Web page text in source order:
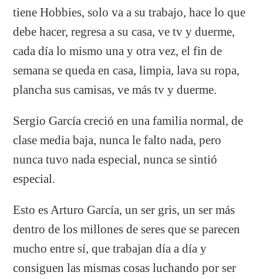
tiene Hobbies, solo va a su trabajo, hace lo que
debe hacer, regresa a su casa, ve tv y duerme,
cada día lo mismo una y otra vez, el fin de
semana se queda en casa, limpia, lava su ropa,
plancha sus camisas, ve más tv y duerme.
Sergio García creció en una familia normal, de
clase media baja, nunca le falto nada, pero
nunca tuvo nada especial, nunca se sintió
especial.
Esto es Arturo García, un ser gris, un ser más
dentro de los millones de seres que se parecen
mucho entre sí, que trabajan día a día y
consiguen las mismas cosas luchando por ser